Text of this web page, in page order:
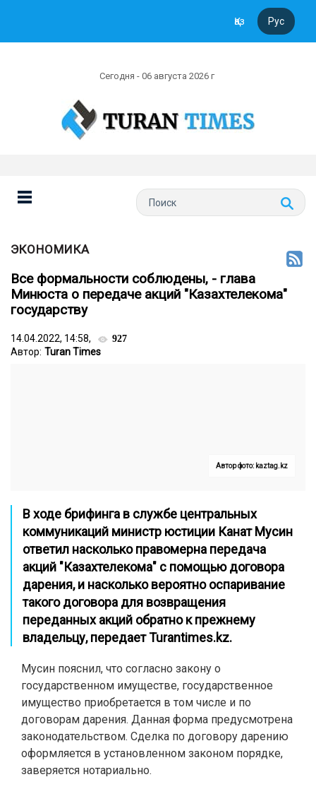
Қаз Рус
Сегодня - 06 августа 2026 г
ЭКОНОМИКА
Все формальности соблюдены, - глава
Минюста о передаче акций "Казахтелекома"
государству
14.04.2022, 14:58, 927
Автор: Turan Times
Автор фото: kaztag.kz
В ходе брифинга в службе центральных
коммуникаций министр юстиции Канат Мусин
ответил насколько правомерна передача
акций "Казахтелекома" с помощью договора
дарения, и насколько вероятно оспаривание
такого договора для возвращения
переданных акций обратно к прежнему
владельцу, передаетTurantimes.kz.
Мусин пояснил, что согласно закону о
государственном имуществе, государственное
имущество приобретается в том числе и по
договорам дарения. Данная форма предусмотрена
законодательством. Сделка по договору дарению
оформляется в установленном законом порядке,
заверяется нотариально.